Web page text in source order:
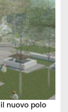
nuovo polo